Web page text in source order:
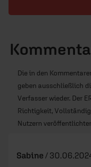
Die in den
geben ausschließlich
Verfasser wieder. Der
Richtigkeit,
Nutzern
Sabine /